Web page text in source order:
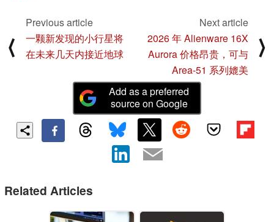
⟨
Previous article
一颗新发现的小行星将
在未来几天内接近地球
Next article
2026 年 Alienware 16X
Aurora 价格昂贵，可与
Area-51 系列媲美
⟩
Add as a preferred
source on Google
Related Articles